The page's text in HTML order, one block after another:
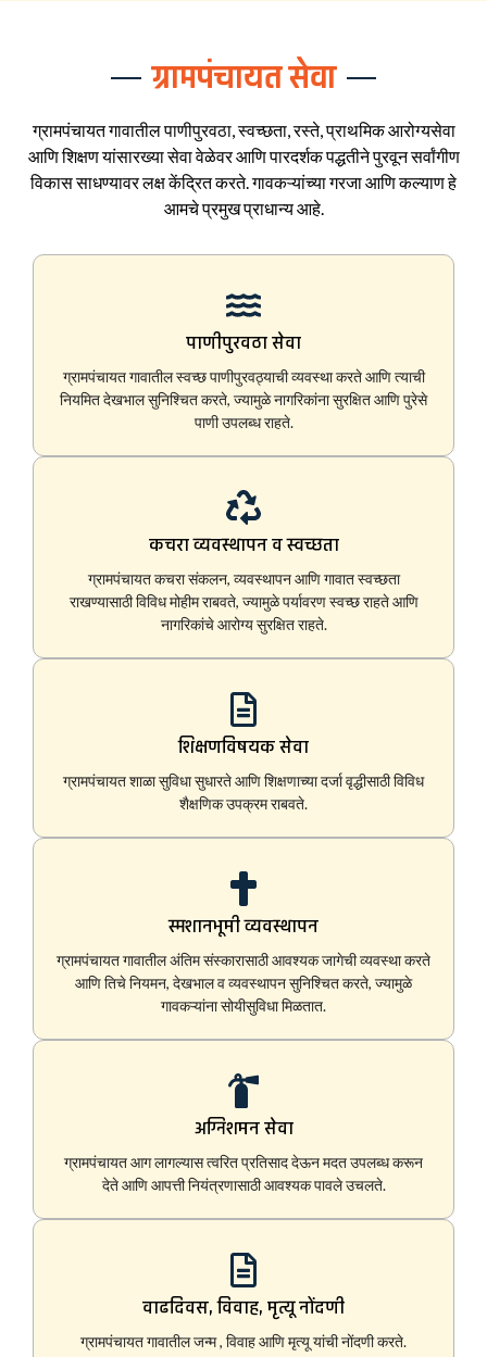
ग्रामपंचायत सेवा
ग्रामपंचायत गावातील पाणीपुरवठा, स्वच्छता, रस्ते, प्राथमिक आरोग्यसेवा
आणि शिक्षण यांसारख्या सेवा वेळेवर आणि पारदर्शक पद्धतीने पुरवून सर्वांगीण
विकास साधण्यावर लक्ष केंद्रित करते. गावकऱ्यांच्या गरजा आणि कल्याण हे
आमचे प्रमुख प्राधान्य आहे.
पाणीपुरवठा सेवा
ग्रामपंचायत गावातील स्वच्छ पाणीपुरवठ्याची व्यवस्था करते आणि त्याची
नियमित देखभाल सुनिश्चित करते, ज्यामुळे नागरिकांना सुरक्षित आणि पुरेसे
पाणी उपलब्ध राहते.
कचरा व्यवस्थापन व स्वच्छता
ग्रामपंचायत कचरा संकलन, व्यवस्थापन आणि गावात स्वच्छता
राखण्यासाठी विविध मोहीम राबवते, ज्यामुळे पर्यावरण स्वच्छ राहते आणि
नागरिकांचे आरोग्य सुरक्षित राहते.
शिक्षणविषयक सेवा
ग्रामपंचायत शाळा सुविधा सुधारते आणि शिक्षणाच्या दर्जा वृद्धीसाठी विविध
शैक्षणिक उपक्रम राबवते.
स्मशानभूमी व्यवस्थापन
ग्रामपंचायत गावातील अंतिम संस्कारासाठी आवश्यक जागेची व्यवस्था करते
आणि तिचे नियमन, देखभाल व व्यवस्थापन सुनिश्चित करते, ज्यामुळे
गावकऱ्यांना सोयीसुविधा मिळतात.
अग्निशमन सेवा
ग्रामपंचायत आग लागल्यास त्वरित प्रतिसाद देऊन मदत उपलब्ध करून
देते आणि आपत्ती नियंत्रणासाठी आवश्यक पावले उचलते.
वाढदिवस, विवाह, मृत्यू नोंदणी
ग्रामपंचायत गावातील जन्म , विवाह आणि मृत्यू यांची नोंदणी करते.